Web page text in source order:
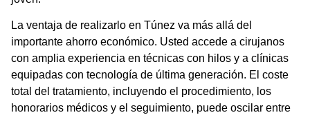
La ventaja de realizarlo en Túnez va más allá del
importante ahorro económico. Usted accede a cirujanos
con amplia experiencia en técnicas con hilos y a clínicas
equipadas con tecnología de última generación. El coste
total del tratamiento, incluyendo el procedimiento, los
honorarios médicos y el seguimiento, puede oscilar entre